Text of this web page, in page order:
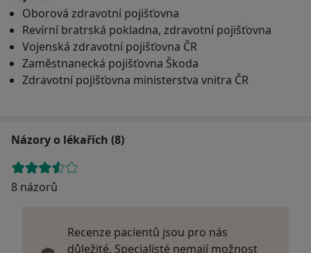
Oborová zdravotní pojišťovna
Revírní bratrská pokladna, zdravotní pojišťovna
Vojenská zdravotní pojišťovna ČR
Zaměstnanecká pojišťovna Škoda
Zdravotní pojišťovna ministerstva vnitra ČR
Názory o lékařích (8)
8 názorů
Recenze pacientů jsou pro nás
důležité. Specialisté nemají možnost